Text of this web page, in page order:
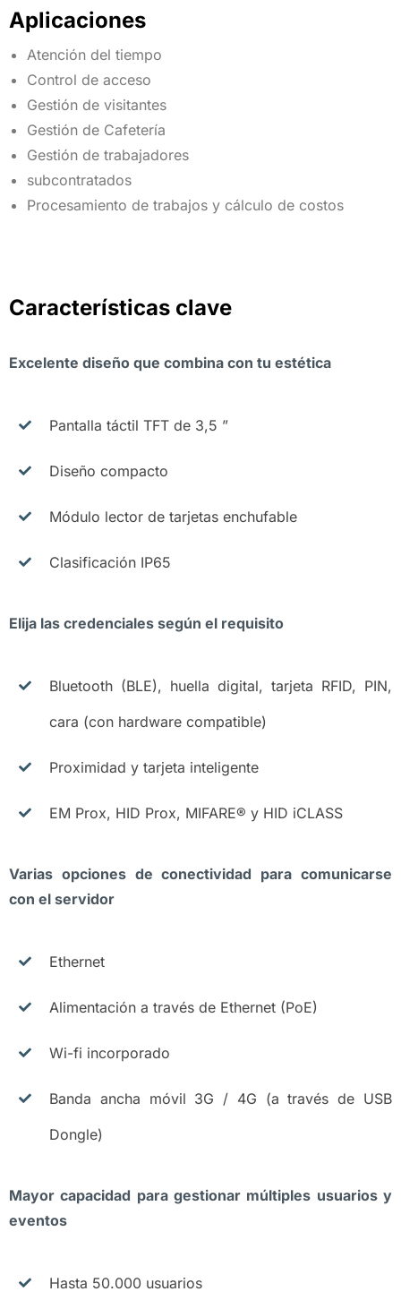
Aplicaciones
Atención del tiempo
Control de acceso
Gestión de visitantes
Gestión de Cafetería
Gestión de trabajadores
subcontratados
Procesamiento de trabajos y cálculo de costos
Características clave
Excelente diseño que combina con tu estética
Pantalla táctil TFT de 3,5 ”
Diseño compacto
Módulo lector de tarjetas enchufable
Clasificación IP65
Elija las credenciales según el requisito
Bluetooth (BLE), huella digital, tarjeta RFID, PIN,
cara (con hardware compatible)
Proximidad y tarjeta inteligente
EM Prox, HID Prox, MIFARE® y HID iCLASS
Varias opciones de conectividad para comunicarse
con el servidor
Ethernet
Alimentación a través de Ethernet (PoE)
Wi-fi incorporado
Banda ancha móvil 3G / 4G (a través de USB
Dongle)
Mayor capacidad para gestionar múltiples usuarios y
eventos
Hasta 50.000 usuarios